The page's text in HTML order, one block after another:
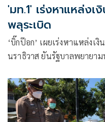
'มท.1' เร่งหาแหล่งเ
พลุระเบิด
‘บิ๊กป๊อก’ เผยเร่งหาแหล่งเ
นราธิวาส ยันรัฐบาลพยายา